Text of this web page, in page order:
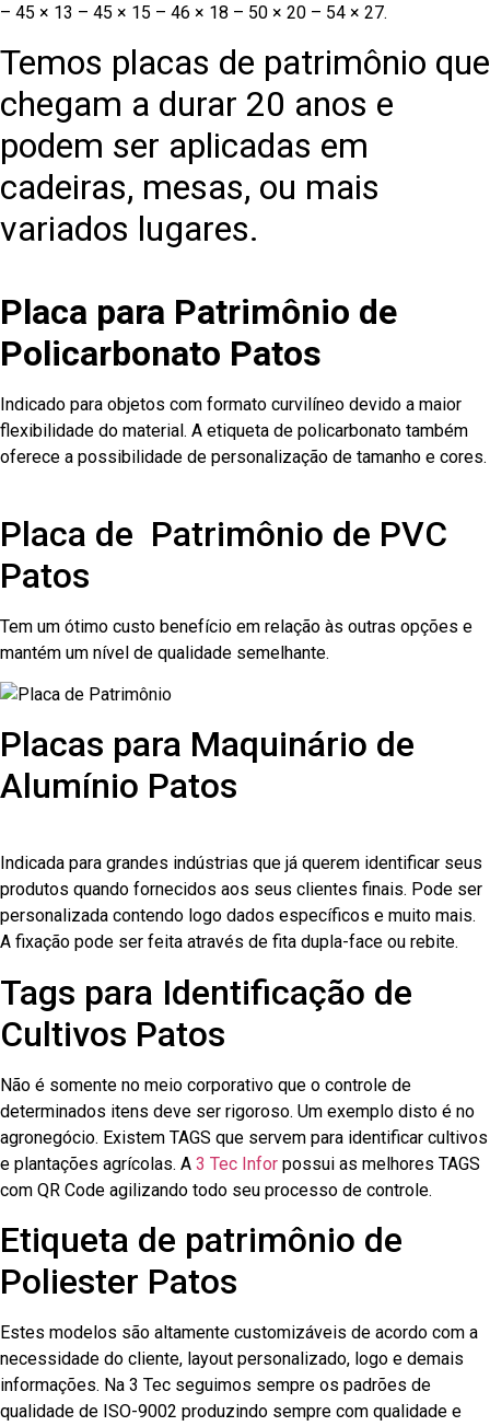
– 45 × 13 – 45 × 15 – 46 × 18 – 50 × 20 – 54 × 27.
Temos placas de patrimônio que
chegam a durar 20 anos e
podem ser aplicadas em
cadeiras, mesas, ou mais
variados lugares.
Placa para Patrimônio de
Policarbonato Patos
Indicado para objetos com formato curvilíneo devido a maior
flexibilidade do material. A etiqueta de policarbonato também
oferece a possibilidade de personalização de tamanho e cores.
Placa de Patrimônio de PVC
Patos
Tem um ótimo custo benefício em relação às outras opções e
mantém um nível de qualidade semelhante.
Placas para Maquinário de
Alumínio Patos
Indicada para grandes indústrias que já querem identificar seus
produtos quando fornecidos aos seus clientes finais. Pode ser
personalizada contendo logo dados específicos e muito mais.
A fixação pode ser feita através de fita dupla-face ou rebite.
Tags para Identificação de
Cultivos Patos
Não é somente no meio corporativo que o controle de
determinados itens deve ser rigoroso. Um exemplo disto é no
agronegócio. Existem TAGS que servem para identificar cultivos
e plantações agrícolas. A 3 Tec Infor possui as melhores TAGS
com QR Code agilizando todo seu processo de controle.
Etiqueta de patrimônio de
Poliester Patos
Estes modelos são altamente customizáveis de acordo com a
necessidade do cliente, layout personalizado, logo e demais
informações. Na 3 Tec seguimos sempre os padrões de
qualidade de ISO-9002 produzindo sempre com qualidade e